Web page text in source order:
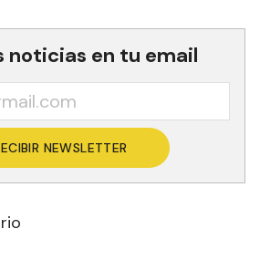
noticias en tu email
NEWSLETTER